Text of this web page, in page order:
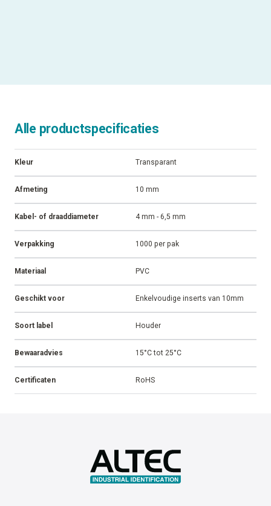
Alle productspecificaties
Kleur Transparant
Afmeting 10 mm
Kabel- of draaddiameter 4 mm - 6,5 mm
Verpakking 1000 per pak
Materiaal PVC
Geschikt voor Enkelvoudige inserts van 10mm
Soort label Houder
Bewaaradvies 15°C tot 25°C
Certificaten RoHS